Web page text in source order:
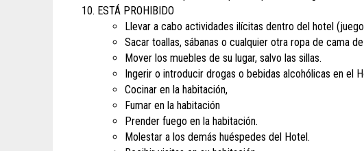
ESTÁ PROHIBIDO
Llevar a cabo actividades ilícitas dentro del hotel
Sacar toallas, sábanas o cualquier otra ropa de cama
Mover los muebles de su lugar, salvo las sillas.
Ingerir o introducir drogas o bebidas alcohólicas en el
Cocinar en la habitación,
Fumar en la habitación
Prender fuego en la habitación.
Molestar a los demás huéspedes del Hotel.